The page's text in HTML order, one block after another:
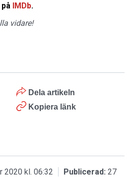
IMDb.
vidare!
Dela artikeln
Kopiera länk
2020 kl. 06:32 Publicerad: 27